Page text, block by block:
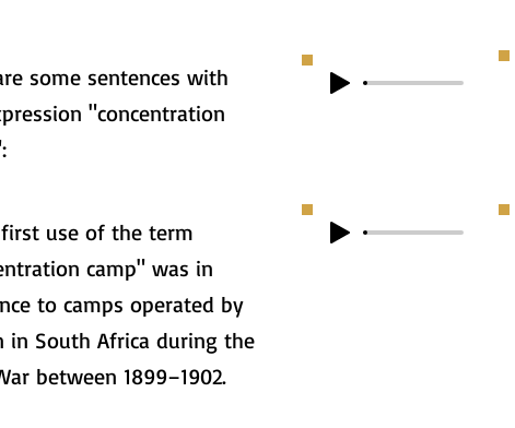
some sentences with
"concentration
first use of the term
camp" was in
to camps operated by
in South Africa during the
between 1899–1902.